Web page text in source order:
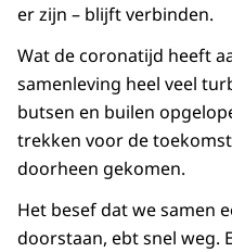
er zijn – blijft verbinden.
Wat de coronatijd heeft
samenleving heel veel
butsen en builen
trekken voor de
doorheen gekomen.
Het besef dat we samen
doorstaan, ebt snel weg.